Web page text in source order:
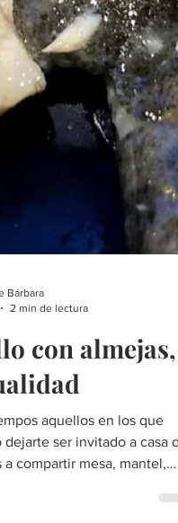
Bárbara
con almejas,
ser invitado a casa